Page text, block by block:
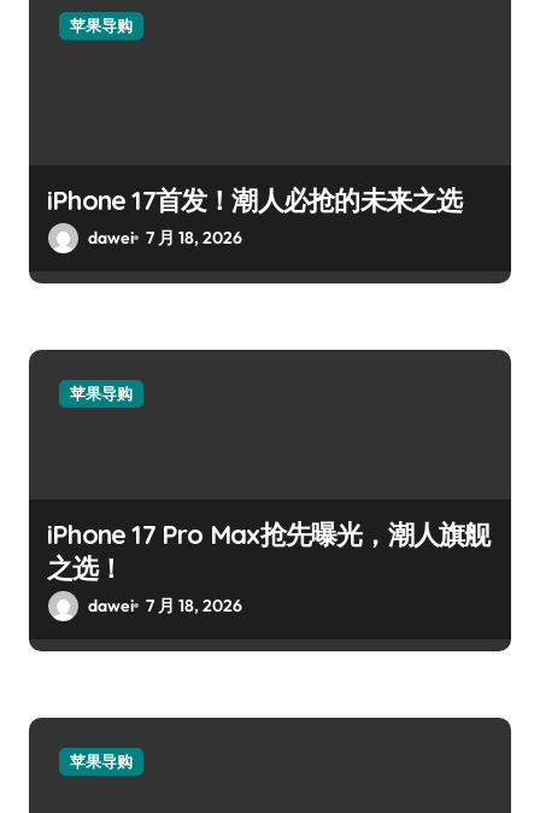
苹果导购
iPhone 17首发！潮人必抢的未来之选
dawei 7 月 18, 2026
苹果导购
iPhone 17 Pro Max抢先曝光，潮人旗舰
之选！
dawei 7 月 18, 2026
苹果导购